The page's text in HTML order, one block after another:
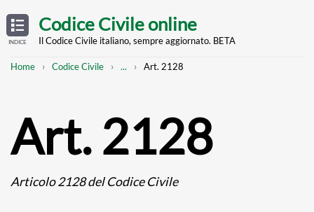
TABLE
OF
CONTENTS
INDICE
main
Codice Civile online
Il Codice Civile italiano, sempre aggiornato. BETA
Breadcrumb
Home Codice Civile
Mostra
... Art. 2128
Art. 2128
Articolo 2128 del Codice Civile